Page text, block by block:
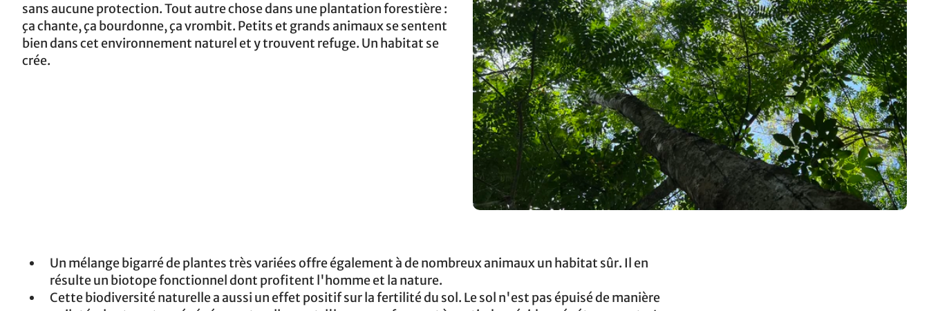
sans aucune protection. Tout autre chose dans une plantation forestière :
ça chante, ça bourdonne, ça vrombit. Petits et grands animaux se sentent
bien dans cet environnement naturel et y trouvent refuge. Un habitat se
crée.
Un mélange bigarré de plantes très variées offre également à de nombreux animaux un habitat sûr. Il en
résulte un biotope fonctionnel dont profitent l'homme et la nature.
Cette biodiversité naturelle a aussi un effet positif sur la fertilité du sol. Le sol n'est pas épuisé de manière